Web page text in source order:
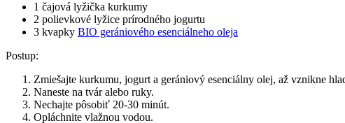
1 čajová lyžička kurkumy
2 polievkové lyžice prírodného jogurtu
3 kvapky BIO gerániového esenciálneho oleja
Postup:
Zmiešajte kurkumu, jogurt a gerániový esenciálny olej, až vznikne
Naneste na tvár alebo ruky.
Nechajte pôsobiť 20-30 minút.
Opláchnite vlažnou vodou.